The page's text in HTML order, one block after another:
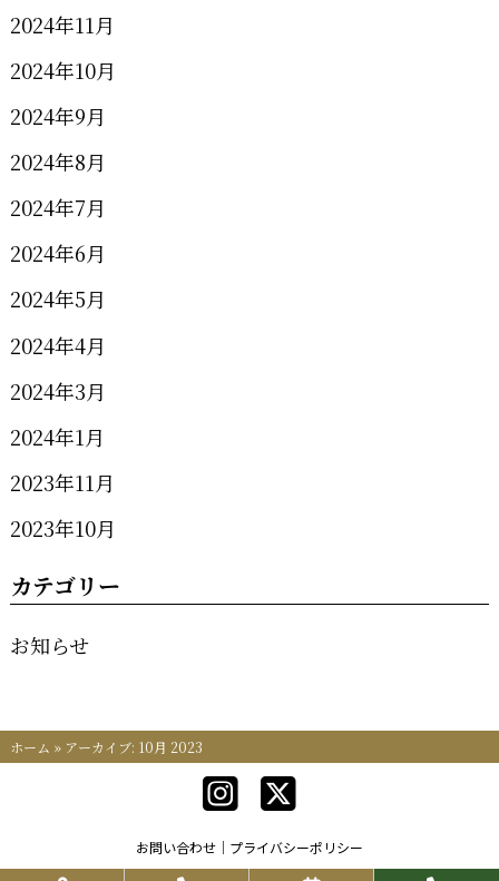
2024年11月
2024年10月
2024年9月
2024年8月
2024年7月
2024年6月
2024年5月
2024年4月
2024年3月
2024年1月
2023年11月
2023年10月
カテゴリー
お知らせ
ホーム » アーカイブ: 10月 2023
お問い合わせ プライバシーポリシー